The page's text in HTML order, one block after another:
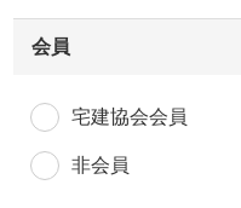
会員
宅建協会会員
非会員